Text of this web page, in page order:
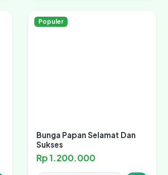
Populer
Bunga Papan Selamat Dan
Sukses
Rp 1.200.000